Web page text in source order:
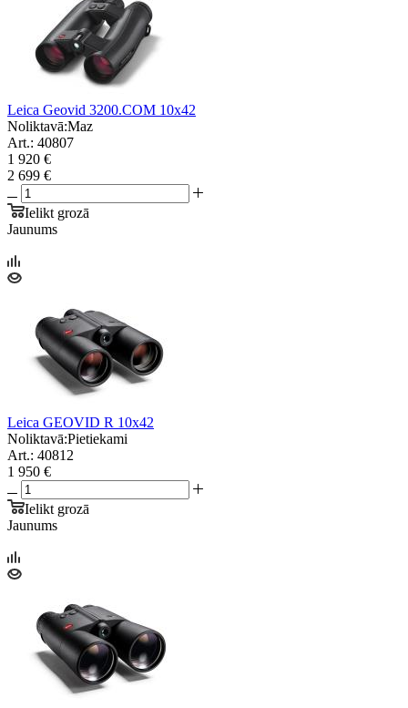
Leica Geovid 3200.COM 10x42
Noliktavā:Maz
Art.: 40807
1 920 €
2 699 €
Ielikt grozā
Jaunums
Leica GEOVID R 10x42
Noliktavā:Pietiekami
Art.: 40812
1 950 €
Ielikt grozā
Jaunums